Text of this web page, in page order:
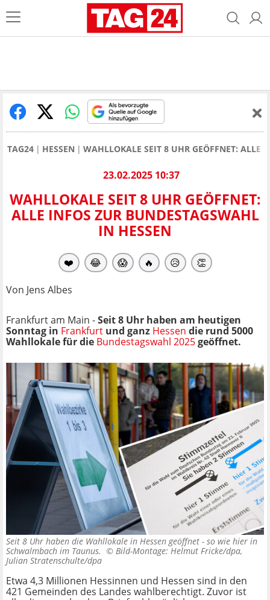
TAG24 HESSEN WAHLLOKALE SEIT 8 UHR GEÖFFNET: ALLE
23.02.2025 10:37
WAHLLOKALE SEIT 8 UHR GEÖFFNET:
ALLE INFOS ZUR BUNDESTAGSWAHL
IN HESSEN
❤️ 😂 😱 🔥 😥 👏
Von Jens Albes
Frankfurt am Main -Seit 8 Uhr haben am heutigen
Sonntag in Frankfurt und ganz Hessen die rund 5000
Wahllokale für die Bundestagswahl 2025geöffnet.
Seit 8 Uhr haben die Wahllokale in Hessen geöffnet - so wie hier in
Schwalmbach im Taunus. © Bild-Montage: Helmut Fricke/dpa,
Julian Stratenschulte/dpa
Etwa 4,3 Millionen Hessinnen und Hessen sind in den
421 Gemeinden des Landes wahlberechtigt. Zuvor ist